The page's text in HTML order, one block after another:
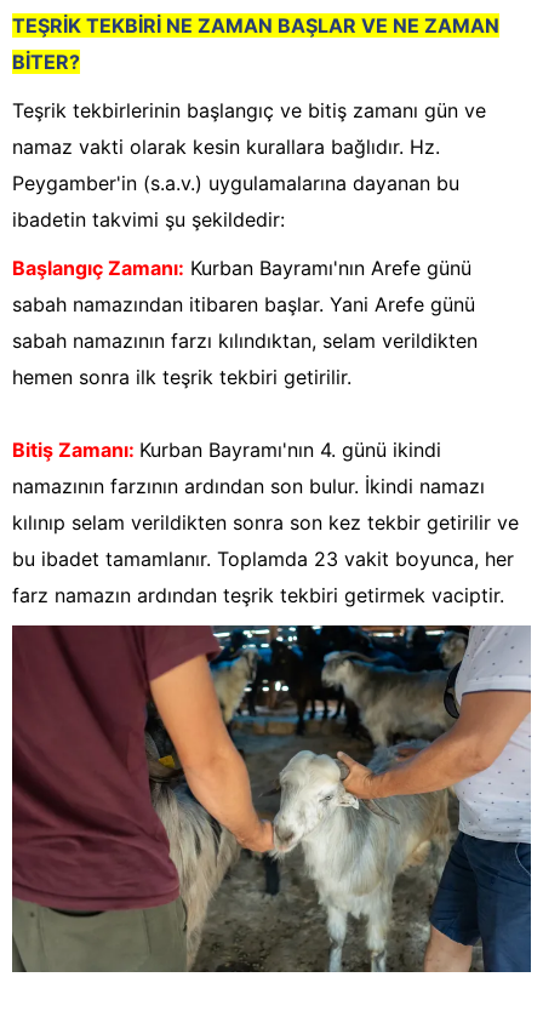
TEŞRİK TEKBİRİ NE ZAMAN BAŞLAR VE NE ZAMAN
BİTER?
Teşrik tekbirlerinin başlangıç ve bitiş zamanı gün ve
namaz vakti olarak kesin kurallara bağlıdır. Hz.
Peygamber'in (s.a.v.) uygulamalarına dayanan bu
ibadetin takvimi şu şekildedir:
Başlangıç Zamanı: Kurban Bayramı'nın Arefe günü
sabah namazından itibaren başlar. Yani Arefe günü
sabah namazının farzı kılındıktan, selam verildikten
hemen sonra ilk teşrik tekbiri getirilir.
Bitiş Zamanı: Kurban Bayramı'nın 4. günü ikindi
namazının farzının ardından son bulur. İkindi namazı
kılınıp selam verildikten sonra son kez tekbir getirilir ve
bu ibadet tamamlanır. Toplamda 23 vakit boyunca, her
farz namazın ardından teşrik tekbiri getirmek vaciptir.